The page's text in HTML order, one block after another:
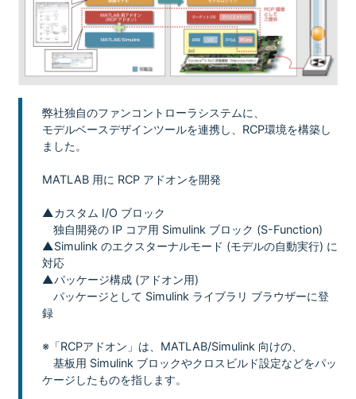
弊社独自のファンコントローラシステムに、
モデルベースデザインツールを連携し、RCP環境を構築し
ました。
MATLAB 用に RCP アドオンを開発
▲カスタム I/O ブロック
独自開発の IP コア用 Simulink ブロック (S-Function)
▲Simulink のエクスターナルモード (モデルの自動実行) に
対応
▲パッケージ構成 (アドオン用)
パッケージとして Simulink ライブラリ ブラウザーに登
録
※「RCPアドオン」は、MATLAB/Simulink 向けの、
基板用 Simulink ブロックやクロスビルド設定などをパッ
ケージしたものを指します。